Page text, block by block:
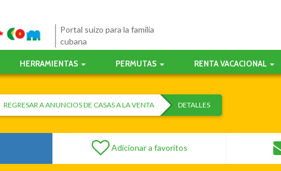
Portal suizo para la familia
cubana
HERRAMIENTAS PERMUTAS RENTA VACACIONAL
REGRESAR A ANUNCIOS DE CASAS A LA VENTA DETALLES
Adicionar a favoritos